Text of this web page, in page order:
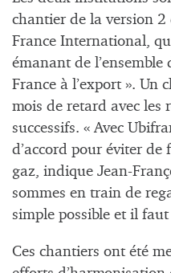
chantier de la version
France International,
émanant de l’ensemble
France à l’export ». Un
mois de retard avec les
successifs. « Avec
d’accord pour éviter de
gaz, indique Jean-
sommes en train de
simple possible et il faut
Ces chantiers ont été